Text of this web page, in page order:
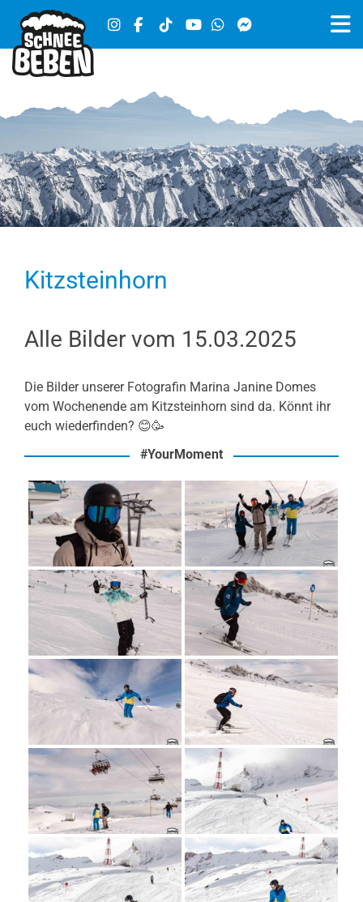
Kitzsteinhorn
Alle Bilder vom 15.03.2025
Die Bilder unserer Fotografin Marina Janine Domes
vom Wochenende am Kitzsteinhorn sind da. Könnt ihr
euch wiederfinden? 😊🥳
#YourMoment